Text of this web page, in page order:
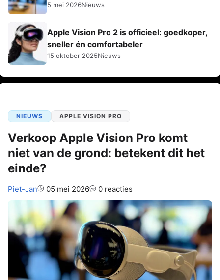
5 mei 2026Nieuws
Apple Vision Pro 2 is officieel: goedkoper,
sneller én comfortabeler
15 oktober 2025Nieuws
NIEUWS APPLE VISION PRO
Verkoop Apple Vision Pro komt
niet van de grond: betekent dit het
einde?
Auteur:
Piet-Jan 05 mei 2026 0 reacties